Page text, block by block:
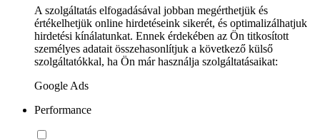
A szolgáltatás elfogadásával jobban megérthetjük és
értékelhetjük online hirdetéseink sikerét, és optimalizálhatjuk
hirdetési kínálatunkat. Ennek érdekében az Ön titkosított
személyes adatait összehasonlítjuk a következő külső
szolgáltatókkal, ha Ön már használja szolgáltatásaikat:
Google Ads
Performance